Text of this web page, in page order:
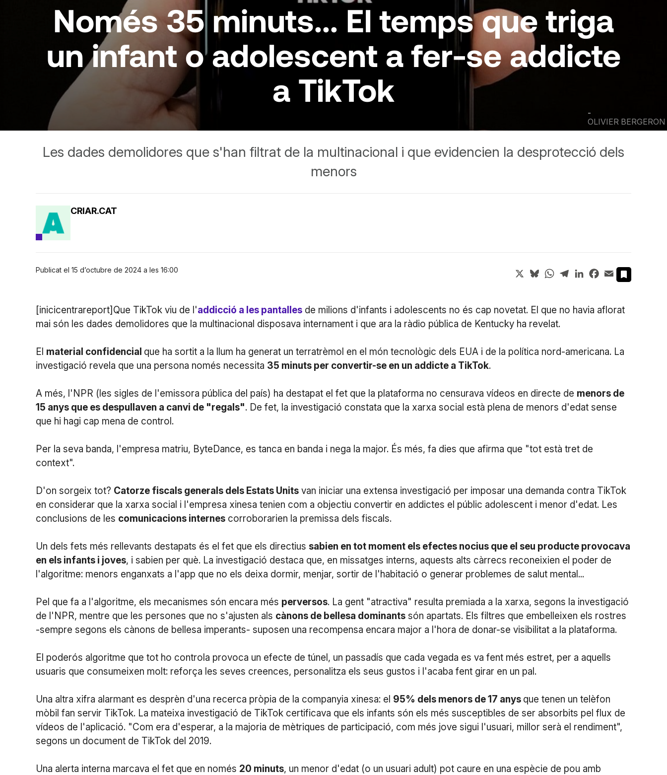
-
OLIVIER BERGERON
Només 35 minuts... El temps que triga
un infant o adolescent a fer-se addicte
a TikTok
Les dades demolidores que s'han filtrat de la multinacional i que evidencien la desprotecció dels
menors
CRIAR.CAT
Publicat el 15 d’octubre de 2024 a les 16:00 X BlueskyWhatsApp
TelegramLinkedInFacebook
Email
[inicicentrareport]Que TikTok viu de l'addicció a les pantalles de milions d'infants i adolescents no és cap novetat. El que no havia aflorat
mai són les dades demolidores que la multinacional disposava internament i que ara la ràdio pública de Kentucky ha revelat.
El material confidencial que ha sortit a la llum ha generat un terratrèmol en el món tecnològic dels EUA i de la política nord-americana. La
investigació revela que una persona només necessita 35 minuts per convertir-se en un addicte a TikTok.
A més, l'NPR (les sigles de l'emissora pública del país) ha destapat el fet que la plataforma no censurava vídeos en directe de menors de
15 anys que es despullaven a canvi de "regals". De fet, la investigació constata que la xarxa social està plena de menors d'edat sense
que hi hagi cap mena de control.
Per la seva banda, l'empresa matriu, ByteDance, es tanca en banda i nega la major. És més, fa dies que afirma que "tot està tret de
context".
D'on sorgeix tot? Catorze fiscals generals dels Estats Units van iniciar una extensa investigació per imposar una demanda contra TikTok
en considerar que la xarxa social i l'empresa xinesa tenien com a objectiu convertir en addictes el públic adolescent i menor d'edat. Les
conclusions de les comunicacions internes corroborarien la premissa dels fiscals.
Un dels fets més rellevants destapats és el fet que els directius sabien en tot moment els efectes nocius que el seu producte provocava
en els infants i joves, i sabien per què. La investigació destaca que, en missatges interns, aquests alts càrrecs reconeixien el poder de
l'algoritme: menors enganxats a l'app que no els deixa dormir, menjar, sortir de l'habitació o generar problemes de salut mental...
Pel que fa a l'algoritme, els mecanismes són encara més perversos. La gent "atractiva" resulta premiada a la xarxa, segons la investigació
de l'NPR, mentre que les persones que no s'ajusten als cànons de bellesa dominants són apartats. Els filtres que embelleixen els rostres
-sempre segons els cànons de bellesa imperants- suposen una recompensa encara major a l'hora de donar-se visibilitat a la plataforma.
El poderós algoritme que tot ho controla provoca un efecte de túnel, un passadís que cada vegada es va fent més estret, per a aquells
usuaris que consumeixen molt: reforça les seves creences, personalitza els seus gustos i l'acaba fent girar en un pal.
Una altra xifra alarmant es desprèn d'una recerca pròpia de la companyia xinesa: el 95% dels menors de 17 anys que tenen un telèfon
mòbil fan servir TikTok. La mateixa investigació de TikTok certificava que els infants són els més susceptibles de ser absorbits pel flux de
vídeos de l'aplicació. "Com era d'esperar, a la majoria de mètriques de participació, com més jove sigui l'usuari, millor serà el rendiment",
segons un document de TikTok del 2019.
Una alerta interna marcava el fet que en només 20 minuts, un menor d'edat (o un usuari adult) pot caure en una espècie de pou amb